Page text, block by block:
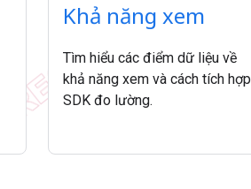
Khả năng xem
Tìm hiểu các điểm dữ liệu về
khả năng xem và cách tích hợp
SDK đo lường.